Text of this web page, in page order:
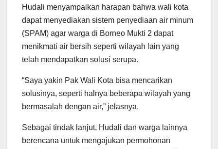
Hudali menyampaikan harapan bahwa wali kota
dapat menyediakan sistem penyediaan air minum
(SPAM) agar warga di Borneo Mukti 2 dapat
menikmati air bersih seperti wilayah lain yang
telah mendapatkan solusi serupa.
“Saya yakin Pak Wali Kota bisa mencarikan
solusinya, seperti halnya beberapa wilayah yang
bermasalah dengan air,” jelasnya.
Sebagai tindak lanjut, Hudali dan warga lainnya
berencana untuk mengajukan permohonan